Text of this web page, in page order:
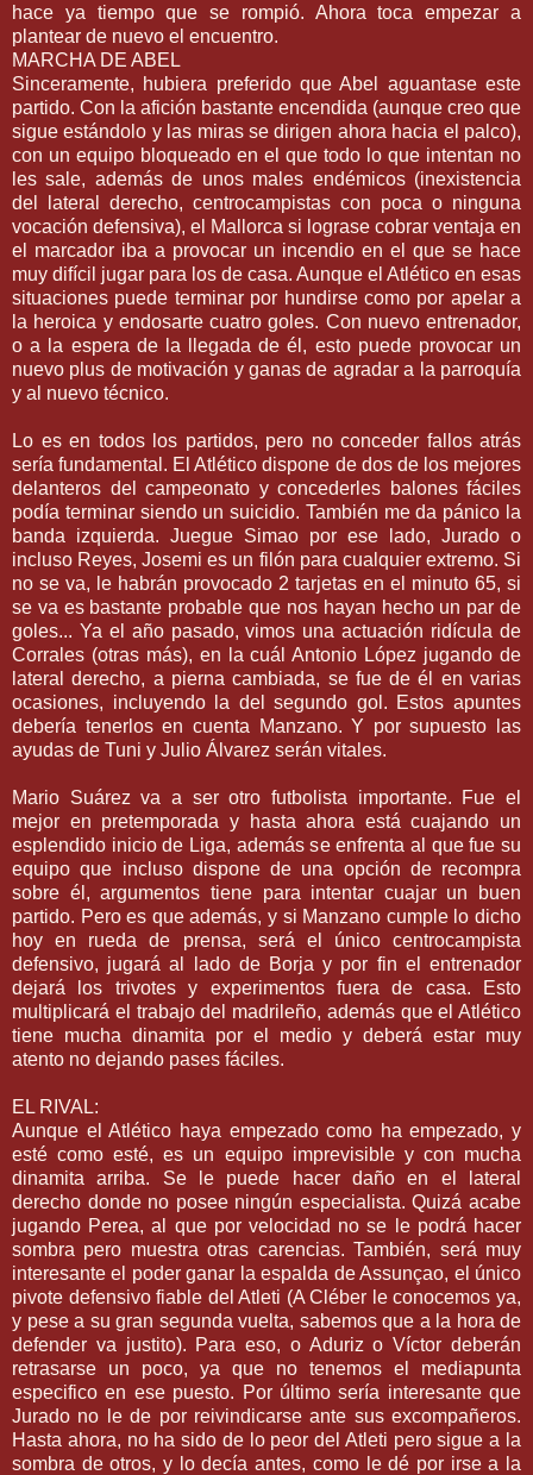
hace ya tiempo que se rompió. Ahora toca empezar a
plantear de nuevo el encuentro.
MARCHA DE ABEL
Sinceramente, hubiera preferido queAbel
aguantase este
partido. Con la afición bastante encendida (aunque creo que
sigueestándolo y las miras se dirigen ahora hacia el palco),
con un equipo bloqueado en el que todo lo que intentan no
les sale, además de unos males endémicos(inexistencia
del lateral derecho, centrocampistas con poca o ninguna
vocación defensiva), el Mallorca si lograse cobrar ventaja en
el marcador iba a provocar un incendio en el que se hace
muy difícil jugar para los de casa. Aunque el Atlético en esas
situaciones puede terminar por hundirse como por apelar a
la heroica y endosarte cuatro goles. Con nuevo entrenador,
o a la espera de la llegada deél , esto puede provocar un
nuevo plus de motivación y ganas de agradar a la parroquía
y al nuevo técnico.
Lo es en todos los partidos, pero no conceder fallos atrás
sería fundamental. El Atlético dispone de dos de los mejores
delanteros del campeonato y concederles balones fáciles
podía terminar siendo un suicidio. También me da pánico la
banda izquierda. Juegue Simao por ese lado, Jurado o
incluso Reyes,Josemi es un filón para cualquier extremo. Si
no se va, le habrán provocado 2 tarjetas en el minuto 65, si
se va es bastante probable que nos hayan hecho un par de
goles... Ya el año pasado, vimos una actuación ridícula de
Corrales (otras más), en la cuál Antonio López jugando de
lateral derecho, a pierna cambiada, se fue de él en varias
ocasiones, incluyendo la del segundo gol. Estos apuntes
debería tenerlos en cuenta Manzano. Y por supuesto las
ayudas de Tuni y Julio Álvarez serán vitales.
Mario Suárez va a ser otro futbolista importante. Fue el
mejor en pretemporada y hasta ahora está cuajando un
esplendido inicio de Liga, además se enfrenta al que fue su
equipo que incluso dispone de una opción de recompra
sobre él, argumentos tiene para intentar cuajar un buen
partido. Pero es que además, y si Manzano cumple lo dicho
hoy en rueda de prensa, será el único centrocampista
defensivo, jugará al lado de Borja y por fin el entrenador
dejará los trivotesy experimentos fuera de casa. Esto
multiplicará el trabajo del madrileño, además que el Atlético
tiene mucha dinamita por el medio y deberá estar muy
atento no dejando pases fáciles.
EL RIVAL:
Aunque el Atlético haya empezadocomo ha empezado, y
esté como esté, es un equipo imprevisible y con mucha
dinamita arriba. Se le puede hacer daño en el lateral
derecho donde no posee ningún especialista. Quizá acabe
jugando Perea, al que por velocidad no se le podrá hacer
sombra pero muestra otras carencias. También, será muy
interesante el poder ganar la espalda deAssunçao, el único
pivote defensivofiable delAtleti (ACléber le conocemos ya,
y pese a su gran segunda vuelta, sabemos que a la hora de
defender va justito). Para eso, o Aduriz o Víctor deberán
retrasarse un poco, ya que no tenemos el mediapunta
especifico en ese puesto. Por último sería interesante que
Jurado no le de por reivindicarseante sus excompañeros.
Hasta ahora, no ha sido de lo peordel Atleti pero sigue a la
sombra de otros, y lo decía antes, como le dé por irse a la